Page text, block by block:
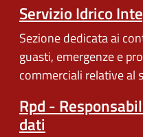
Servizio Idrico
Sezione dedicata ai
guasti, emergenze e
commerciali relative al
Rpd -
dati